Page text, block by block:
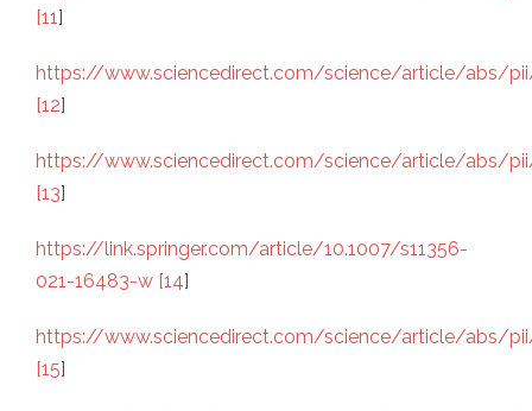
[11 ]
https://www.sciencedirect.com/science/article/abs/
[12]
https://www.sciencedirect.com/science/article/abs/
[13]
https://link.springer.com/article/10.1007/s11356-
021-16483-w [14]
https://www.sciencedirect.com/science/article/abs/
[15]